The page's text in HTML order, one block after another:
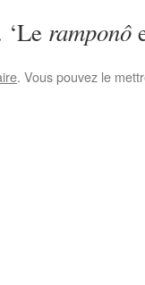
‘Le ramponô
. Vous pouvez le